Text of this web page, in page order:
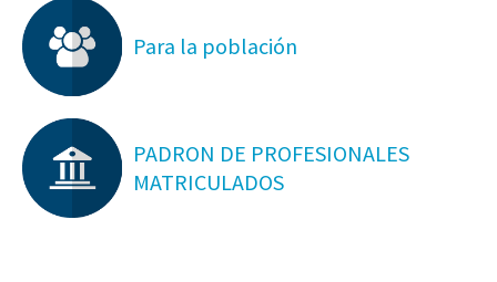
Para la población
PADRON DE PROFESIONALES
MATRICULADOS